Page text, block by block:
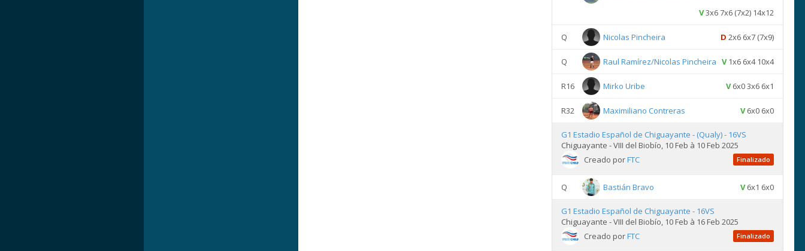
V3x6 7x6 (7x2) 14x12
Q Nicolas Pincheira D 2x6 6x7 (7x9)
Q Raul Ramírez/Nicolas Pincheira V1x6 6x4 10x4
R16 Mirko Uribe V6x0 3x6 6x1
R32 Maximiliano Contreras V6x0 6x0
G1 Estadio Español de Chiguayante - (Qualy) - 16VS
Chiguayante - VIII del Biobío, 10 Feb à 10 Feb 2025
Creado porFTC Finalizado
Q Bastián Bravo V6x1 6x0
G1 Estadio Español de Chiguayante - 16VS
Chiguayante - VIII del Biobío, 10 Feb à 16 Feb 2025
Creado porFTC Finalizado